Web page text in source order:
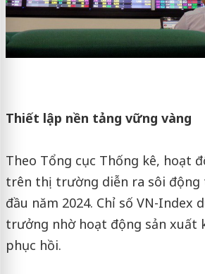
Thiết lập nền tảng vững vàng
Theo Tổng cục Thống kê, hoạt
trên thị trường diễn ra sôi động
đầu năm 2024. Chỉ số VN-Index
trưởng nhờ hoạt động sản xuất
phục hồi.